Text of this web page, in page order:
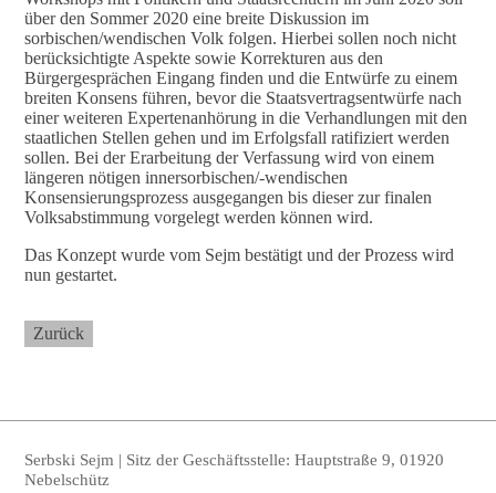
über den Sommer 2020 eine breite Diskussion im
sorbischen/wendischen Volk folgen. Hierbei sollen noch nicht
berücksichtigte Aspekte sowie Korrekturen aus den
Bürgergesprächen Eingang finden und die Entwürfe zu einem
breiten Konsens führen, bevor die Staatsvertragsentwürfe nach
einer weiteren Expertenanhörung in die Verhandlungen mit den
staatlichen Stellen gehen und im Erfolgsfall ratifiziert werden
sollen. Bei der Erarbeitung der Verfassung wird von einem
längeren nötigen innersorbischen/-wendischen
Konsensierungsprozess ausgegangen bis dieser zur finalen
Volksabstimmung vorgelegt werden können wird.
Das Konzept wurde vom Sejm bestätigt und der Prozess wird
nun gestartet.
Zurück
Serbski Sejm | Sitz der Geschäftsstelle: Hauptstraße 9, 01920
Nebelschütz